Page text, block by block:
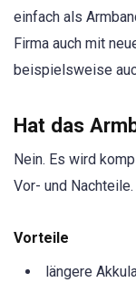
einfach als
Firma auch mit
beispielsweise
Hat das
Nein. Es wird
Vor- und Nachteile.
Vorteile
längere